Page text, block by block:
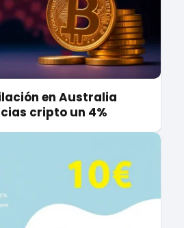
en Australia
cripto un 4%